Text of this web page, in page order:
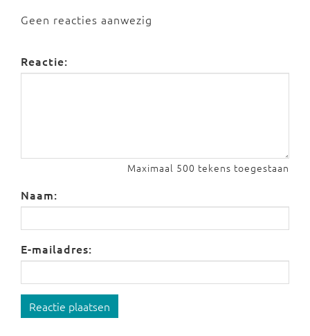
Geen reacties aanwezig
Reactie:
Maximaal 500 tekens toegestaan
Naam:
E-mailadres:
Reactie plaatsen